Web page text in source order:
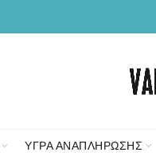
ΥΓΡΑ ΑΝΑΠΛΗΡΩΣΗΣ